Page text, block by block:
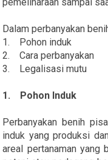
Dalam perbanyakan
1. Pohon induk
2. Cara perbanyakan
3. Legalisasi mutu
1. Pohon Induk
Perbanyakan benih
induk yang produksi
areal pertanaman yang